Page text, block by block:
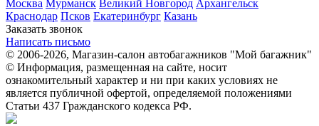
Москва Мурманск Великий Новгород Архангельск
Краснодар Псков Екатеринбург Казань
Заказать звонок
Написать письмо
© 2006-2026, Магазин-салон автобагажников "Мой багажник"
© Информация, размещенная на сайте, носит
ознакомительный характер и ни при каких условиях не
является публичной офертой, определяемой положениями
Статьи 437 Гражданского кодекса РФ.